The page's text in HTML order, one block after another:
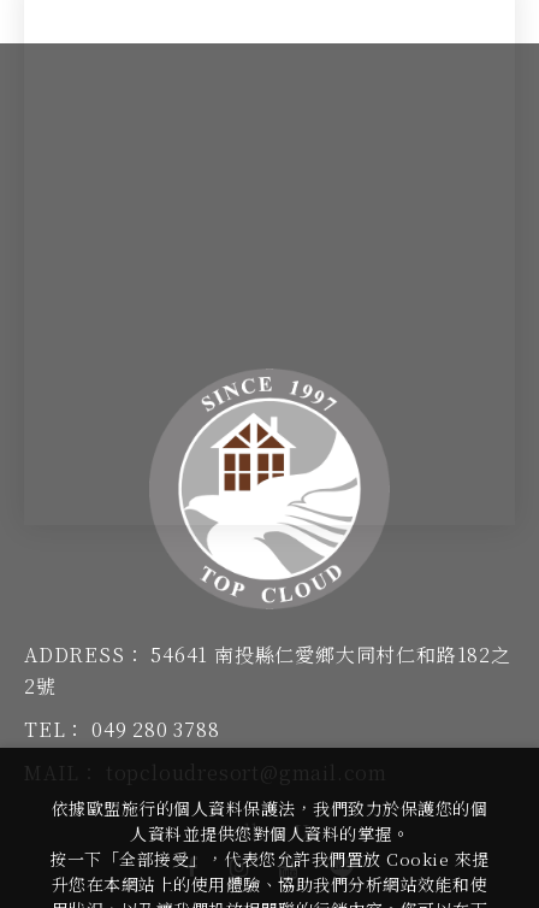
ADDRESS： 54641 南投縣仁愛鄉大同村仁和路182之
2號
TEL： 049 280 3788
Follow Us
依據歐盟施行的個人資料保護法，我們致力於保護您的個
人資料並提供您對個人資料的掌握。
按一下「全部接受」，代表您允許我們置放 Cookie 來提
升您在本網站上的使用體驗、協助我們分析網站效能和使